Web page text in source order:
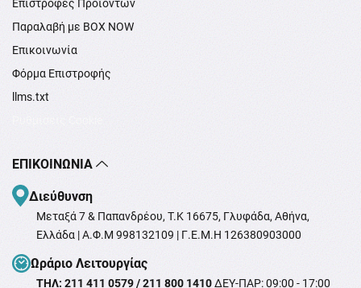
Επιστροφές Προϊόντων
Παραλαβή με BOX NOW
Επικοινωνία
Φόρμα Επιστροφής
llms.txt
ΕΠΙΚΟΙΝΩΝΊΑ
Διεύθυνση
Μεταξά 7 & Παπανδρέου, T.K 16675, Γλυφάδα, Αθήνα,
Ελλάδα | Α.Φ.Μ 998132109 | Γ.Ε.Μ.Η 126380903000
Ωράριο Λειτουργίας
ΤΗΛ: 211 411 0579 / 211 800 1410ΔΕΥ-ΠΑΡ: 09:00 - 17:00